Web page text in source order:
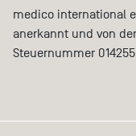
medico international
anerkannt und von
Steuernummer